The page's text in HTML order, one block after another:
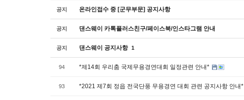
공지 온라인접수 중 [군무부문] 공지사항
공지 댄스웨이 카톡플러스친구/페이스북/인스타그램 안내
공지 댄스웨이 공지사항 1
94 *제14회 우리춤 국제무용경연대회 일정관련 안내*
93 *2021 제7회 정읍 전국단풍 무용경연 대회 관련 공지사항 안내*